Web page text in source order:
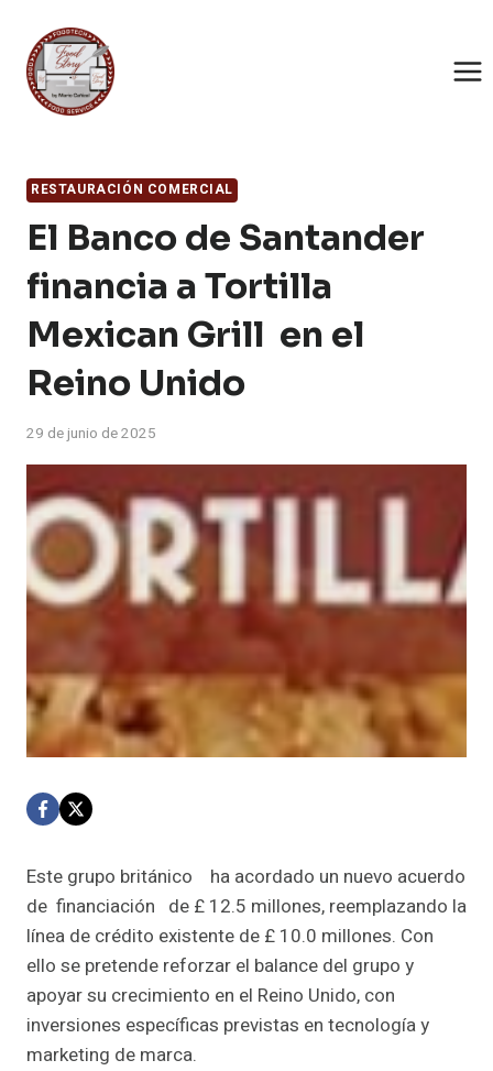
contenido
RESTAURACIÓN COMERCIAL
El Banco de Santander
financia a Tortilla
Mexican Grill en el
Reino Unido
29 de junio de 2025
Este grupo británico ha acordado un nuevo acuerdo
de financiación de £ 12.5 millones, reemplazando la
línea de crédito existente de £ 10.0 millones. Con
ello se pretende reforzar el balance del grupo y
apoyar su crecimiento en el Reino Unido, con
inversiones específicas previstas en tecnología y
marketing de marca.